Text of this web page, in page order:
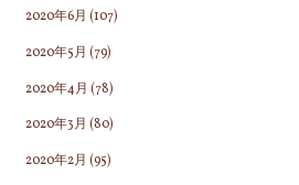
2020年6月 (107)
2020年5月 (79)
2020年4月 (78)
2020年3月 (80)
2020年2月 (95)